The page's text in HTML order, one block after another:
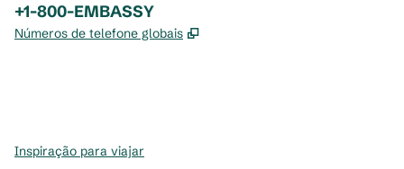
Telefone:
+1-800-EMBASSY
Números de telefone globais ,
Inspiração para viajar